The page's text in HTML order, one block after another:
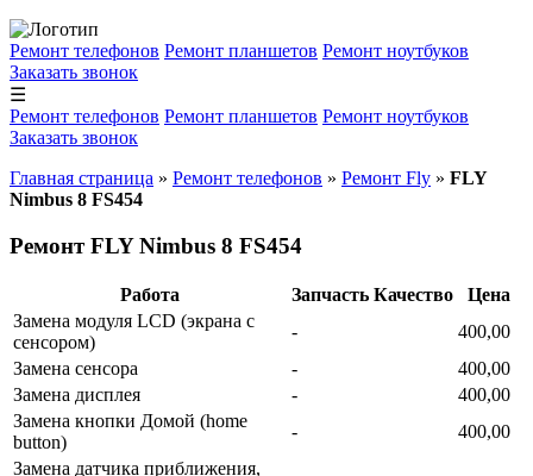
Ремонт телефонов Ремонт планшетов Ремонт ноутбуков
Заказать звонок
☰
Ремонт телефонов Ремонт планшетов Ремонт ноутбуков
Заказать звонок
Главная страница » Ремонт телефонов » Ремонт Fly » FLY
Nimbus 8 FS454
Ремонт FLY Nimbus 8 FS454
Работа Запчасть Качество
Цена
Замена модуля LCD (экрана с
сенсором)
-
400,00
Замена сенсора
-
400,00
Замена дисплея
-
400,00
Замена кнопки Домой (home
button)
-
400,00
Замена датчика приближения,